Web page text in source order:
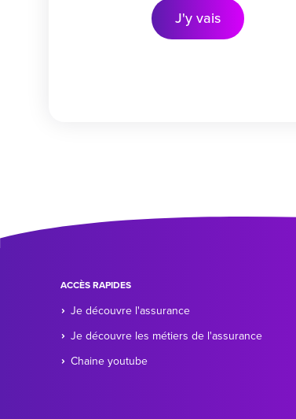
J'y vais
ACCÈS RAPIDES
Je découvre l'assurance
Je découvre les métiers de l'assurance
Chaine youtube